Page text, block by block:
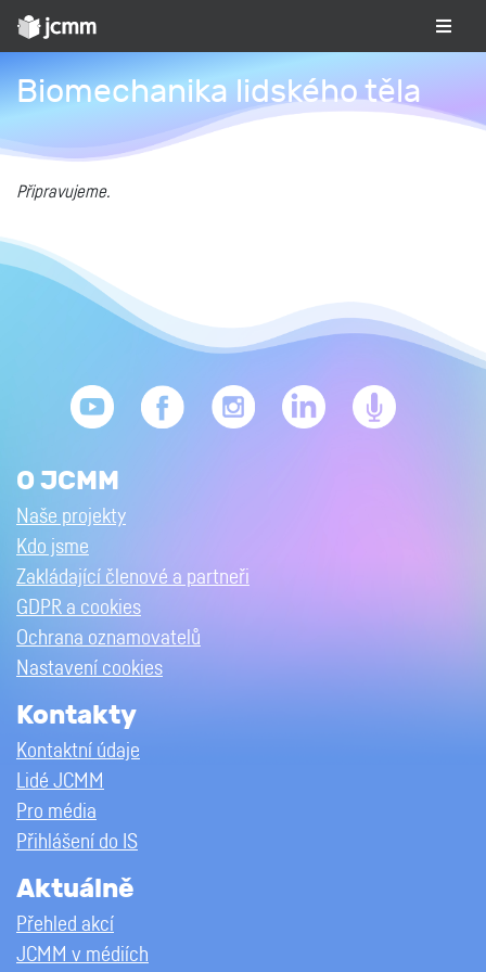
Biomechanika lidského těla
Připravujeme.
O JCMM
Naše projekty
Kdo jsme
Zakládající členové a partneři
GDPR a cookies
Ochrana oznamovatelů
Nastavení cookies
Kontakty
Kontaktní údaje
Lidé JCMM
Pro média
Přihlášení do IS
Aktuálně
Přehled akcí
JCMM v médiích